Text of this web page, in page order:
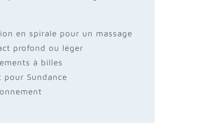
en spirale pour un massage
profond ou léger
à billes
pour Sundance